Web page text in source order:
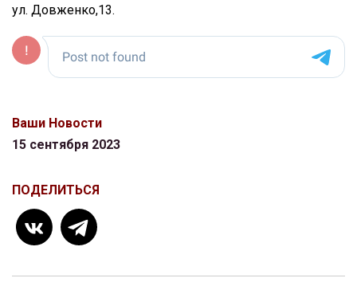
ул. Довженко,13.
Ваши Новости
15 сентября 2023
ПОДЕЛИТЬСЯ